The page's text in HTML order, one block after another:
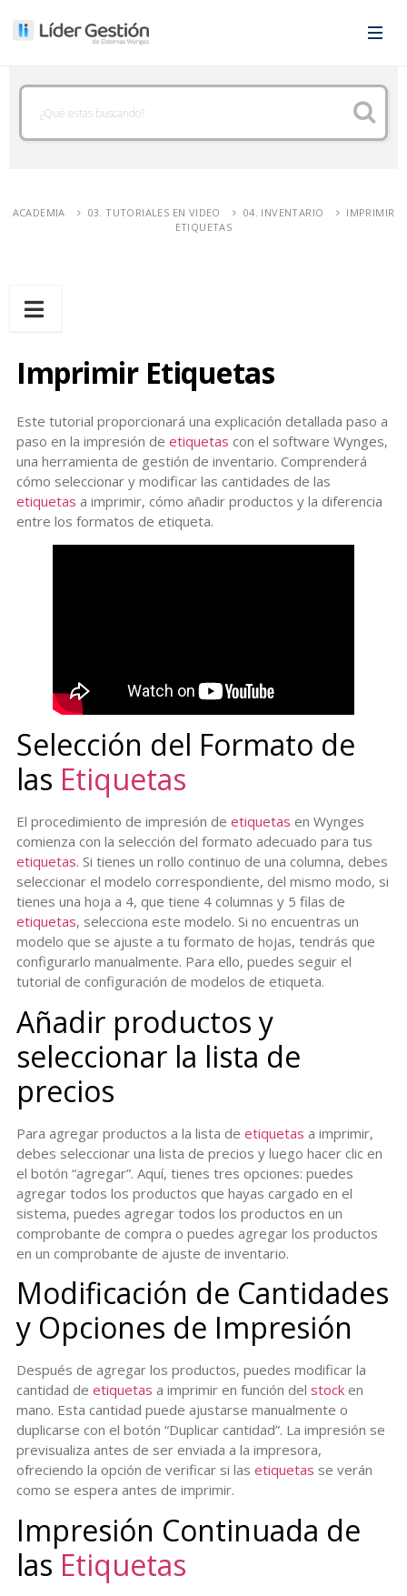
ACADEMIA 03. TUTORIALES EN VIDEO 04. INVENTARIO
IMPRIMIR
ETIQUETAS
Imprimir Etiquetas
Este tutorial proporcionará una explicación detallada paso a
paso en la impresión de etiquetas con el software Wynges,
una herramienta de gestión de inventario. Comprenderá
cómo seleccionar y modificar las cantidades de las
etiquetas a imprimir, cómo añadir productos y la diferencia
entre los formatos de etiqueta.
Selección del Formato de
las Etiquetas
El procedimiento de impresión de etiquetas en Wynges
comienza con la selección del formato adecuado para tus
etiquetas. Si tienes un rollo continuo de una columna, debes
seleccionar el modelo correspondiente, del mismo modo, si
tienes una hoja a 4, que tiene 4 columnas y 5 filas de
etiquetas, selecciona este modelo. Si no encuentras un
modelo que se ajuste a tu formato de hojas, tendrás que
configurarlo manualmente. Para ello, puedes seguir el
tutorial de configuración de modelos de etiqueta.
Añadir productos y
seleccionar la lista de
precios
Para agregar productos a la lista de etiquetas a imprimir,
debes seleccionar una lista de precios y luego hacer clic en
el botón “agregar”. Aquí, tienes tres opciones: puedes
agregar todos los productos que hayas cargado en el
sistema, puedes agregar todos los productos en un
comprobante de compra o puedes agregar los productos
en un comprobante de ajuste de inventario.
Modificación de Cantidades
y Opciones de Impresión
Después de agregar los productos, puedes modificar la
cantidad de etiquetas a imprimir en función del stock en
mano. Esta cantidad puede ajustarse manualmente o
duplicarse con el botón “Duplicar cantidad”. La impresión se
previsualiza antes de ser enviada a la impresora,
ofreciendo la opción de verificar si las etiquetas se verán
como se espera antes de imprimir.
Impresión Continuada de
las Etiquetas